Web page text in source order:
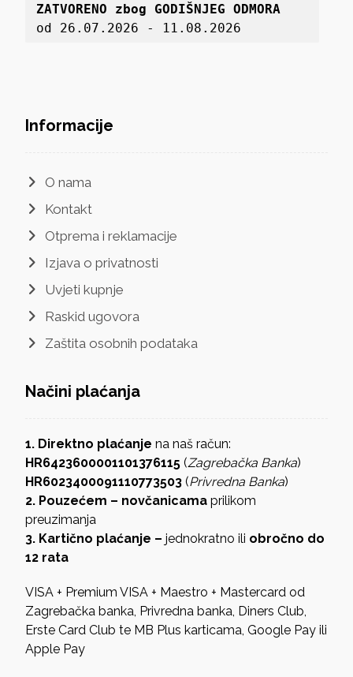
ZATVORENO zbog GODIŠNJEG ODMORA
od 26.07.2026 - 11.08.2026
Informacije
O nama
Kontakt
Otprema i reklamacije
Izjava o privatnosti
Uvjeti kupnje
Raskid ugovora
Zaštita osobnih podataka
Načini plaćanja
1. Direktno plaćanje na naš račun:
HR6423600001101376115(Zagrebačka Banka)
HR6023400091110773503(Privredna Banka)
2. Pouzećem – novčanicamaprilikom
preuzimanja
3. Kartično plaćanje –jednokratno ili obročno do
12 rata
VISA + Premium VISA + Maestro + Mastercard od
Zagrebačka banka, Privredna banka, Diners Club,
Erste Card Club te MB Plus karticama, Google Pay ili
Apple Pay